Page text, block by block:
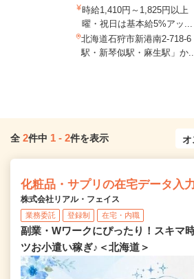
時給1,410円～1,825円以
曜・祝日は基本給5%アッ...
北海道石狩市新港南2-718-6
駅・新琴似駅・麻生駅」か...
全 2件中 1 - 2件を表示
化粧品・サプリの在宅データ入力
株式会社リアル・フェイス
業務委託 登録制 在宅・内職
副業・Wワークにぴったり！スキマ
ツお小遣い稼ぎ♪＜北海道＞